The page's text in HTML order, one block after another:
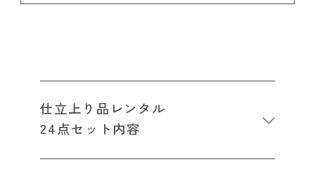
仕立上り品レンタル
24点セット内容